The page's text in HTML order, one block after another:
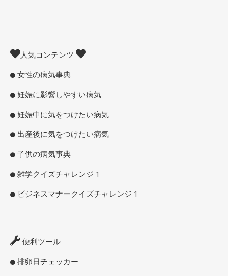
人気コンテンツ
女性の病気事典
妊娠に影響しやすい病気
妊娠中に気をつけたい病気
出産後に気をつけたい病気
子供の病気事典
雑学クイズチャレンジ 1
ビジネスマナークイズチャレンジ 1
便利ツール
排卵日チェッカー